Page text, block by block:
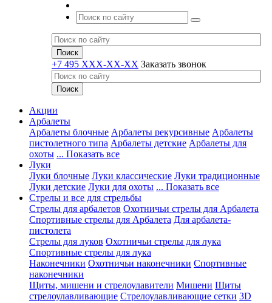
+7 495 XXX-XX-XX Заказать звонок
Акции
Арбалеты
Арбалеты блочные Арбалеты рекурсивные Арбалеты
пистолетного типа Арбалеты детские Арбалеты для
охоты ... Показать все
Луки
Луки блочные Луки классические Луки традиционные
Луки детские Луки для охоты ... Показать все
Стрелы и все для стрельбы
Стрелы для арбалетов Охотничьи стрелы для Арбалета
Спортивные стрелы для Арбалета Для арбалета-
пистолета
Стрелы для луков Охотничьи стрелы для лука
Спортивные стрелы для лука
Наконечники Охотничьи наконечники Спортивные
наконечники
Щиты, мишени и стрелоулавители Мишени Щиты
стрелоулавливающие Стрелоулавливающие сетки 3D